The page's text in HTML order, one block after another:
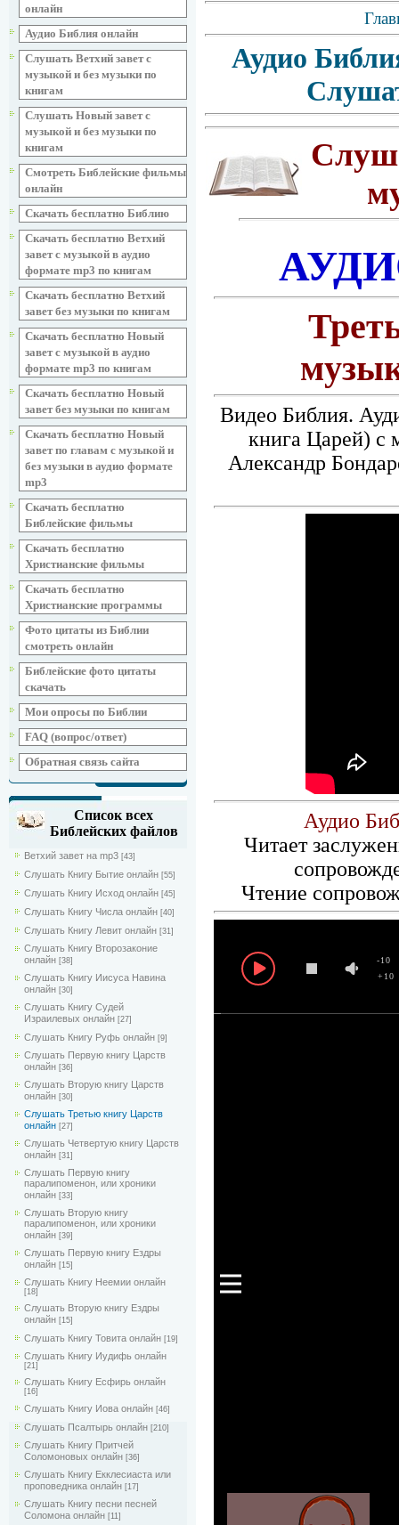
онлайн
Аудио Библия онлайн
Слушать Ветхий завет с
музыкой и без музыки по
книгам
Слушать Новый завет с
музыкой и без музыки по
книгам
Смотреть Библейские фильмы
онлайн
Скачать бесплатно Библию
Скачать бесплатно Ветхий
завет с музыкой в аудио
формате mp3 по книгам
Скачать бесплатно Ветхий
завет без музыки по книгам
Скачать бесплатно Новый
завет с музыкой в аудио
формате mp3 по книгам
Скачать бесплатно Новый
завет без музыки по книгам
Скачать бесплатно Новый
завет по главам с музыкой и
без музыки в аудио формате
mp3
Скачать бесплатно
Библейские фильмы
Скачать бесплатно
Христианские фильмы
Скачать бесплатно
Христианские программы
Фото цитаты из Библии
смотреть онлайн
Библейские фото цитаты
скачать
Мои опросы по Библии
FAQ (вопрос/ответ)
Обратная связь сайта
Список всех
Библейских файлов
Ветхий завет на mp3 [43]
Слушать Книгу Бытие онлайн [55]
Слушать Книгу Исход онлайн [45]
Слушать Книгу Числа онлайн [40]
Слушать Книгу Левит онлайн [31]
Слушать Книгу Второзаконие
онлайн [38]
Слушать Книгу Иисуса Навина
онлайн [30]
Слушать Книгу Судей
Израилевых онлайн [27]
Слушать Книгу Руфь онлайн [9]
Слушать Первую книгу Царств
онлайн [36]
Слушать Вторую книгу Царств
онлайн [30]
Слушать Третью книгу Царств
онлайн [27]
Слушать Четвертую книгу Царств
онлайн [31]
Слушать Первую книгу
паралипоменон, или хроники
онлайн [33]
Слушать Вторую книгу
паралипоменон, или хроники
онлайн [39]
Слушать Первую книгу Ездры
онлайн [15]
Слушать Книгу Неемии онлайн
[18]
Слушать Вторую книгу Ездры
онлайн [15]
Слушать Книгу Товита онлайн [19]
Слушать Книгу Иудифь онлайн
[21]
Слушать Книгу Есфирь онлайн
[16]
Слушать Книгу Иова онлайн [46]
Слушать Псалтырь онлайн [210]
Слушать Книгу Притчей
Соломоновых онлайн [36]
Слушать Книгу Екклесиаста или
проповедника онлайн [17]
Слушать Книгу песни песней
Соломона онлайн [11]
Аудио
Видео Библия.
книга Царей) с
Александр
Аудио
Читает
Чтение
+10
-10